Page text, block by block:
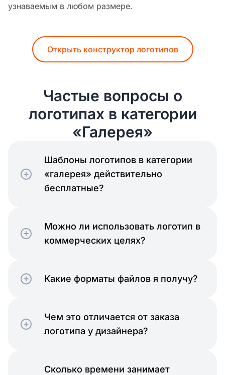
узнаваемым в любом размере.
Открыть конструктор логотипов
Частые вопросы о
логотипах в категории
«Галерея»
Шаблоны логотипов в категории
«галерея» действительно
бесплатные?
Можно ли использовать логотип в
коммерческих целях?
Какие форматы файлов я получу?
Чем это отличается от заказа
логотипа у дизайнера?
Сколько времени занимает